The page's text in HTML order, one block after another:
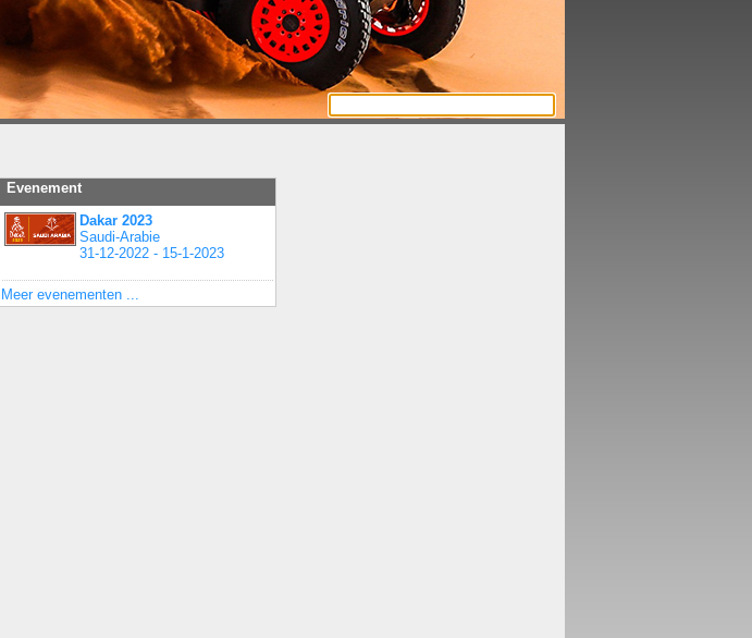
Evenement
Dakar 2023
Saudi-Arabie
31-12-2022 - 15-1-2023
Meer evenementen ...